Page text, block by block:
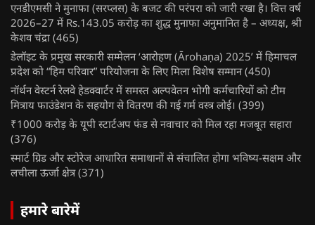
एनडीएमसी ने मुनाफा (सरप्लस) के बजट की परंपरा को जारी रखा है। वित्त वर्ष
2026–27 में Rs.143.05 करोड़ का शुद्ध मुनाफा अनुमानित है – अध्यक्ष, श्री
केशव चंद्रा (465)
डेलॉइट के प्रमुख सरकारी सम्मेलन ‘आरोहण (Ārohaṇa) 2025’ में हिमाचल
प्रदेश को “हिम परिवार” परियोजना के लिए मिला विशेष सम्मान (450)
नॉर्थन वेस्टर्न रेलवे हेडक्वार्टर में समस्त अल्पवेतन भोगी कर्मचारियों को टीम
मित्राय फाउंडेशन के सहयोग से वितरण की गई गर्म वस्त्र लोई। (399)
₹1000 करोड़ के यूपी स्टार्टअप फंड से नवाचार को मिल रहा मजबूत सहारा
(376)
स्मार्ट ग्रिड और स्टोरेज आधारित समाधानों से संचालित होगा भविष्य-सक्षम और
लचीला ऊर्जा क्षेत्र (371)
हमारे बारेमें